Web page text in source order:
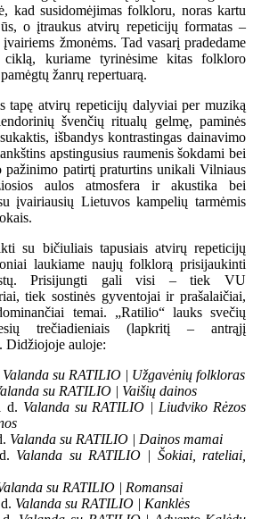
kad susidomėjimas folkloru, noras kartu
o įtraukus atvirų repeticijų formatas –
žmonėms. Tad vasarį pradedame
ciklą, kuriame tyrinėsime kitas folkloro
žanrų repertuarą.
tapę atvirų repeticijų dalyviai per muziką
švenčių ritualų gelmę, paminės
išbandys kontrastingas dainavimo
apstingusius raumenis šokdami bei
pažinimo patirtį praturtins unikali Vilniaus
aulos atmosfera ir akustika bei
įvairiausių Lietuvos kampelių tarmėmis
su bičiuliais tapusiais atvirų repeticijų
laukiame naujų folklorą prisijaukinti
Prisijungti gali visi – tiek VU
tiek sostinės gyventojai ir prašalaičiai,
temai. „Ratilio“ lauks svečių
trečiadieniais (lapkritį – antrąjį
Didžiojoje auloje:
Valanda su RATILIO | Užgavėnių folkloras
su RATILIO | Vaišių dainos
d. Valanda su RATILIO | Liudviko Rėzos
Valanda su RATILIO | Dainos mamai
Valanda su RATILIO | Šokiai, rateliai,
su RATILIO | Romansai
Valanda su RATILIO | Kanklės